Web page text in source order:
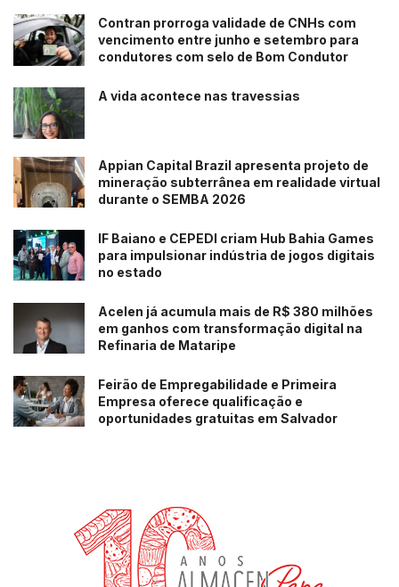
Contran prorroga validade de CNHs com
vencimento entre junho e setembro para
condutores com selo de Bom Condutor
A vida acontece nas travessias
Appian Capital Brazil apresenta projeto de
mineração subterrânea em realidade virtual
durante o SEMBA 2026
IF Baiano e CEPEDI criam Hub Bahia Games
para impulsionar indústria de jogos digitais
no estado
Acelen já acumula mais de R$ 380 milhões
em ganhos com transformação digital na
Refinaria de Mataripe
Feirão de Empregabilidade e Primeira
Empresa oferece qualificação e
oportunidades gratuitas em Salvador